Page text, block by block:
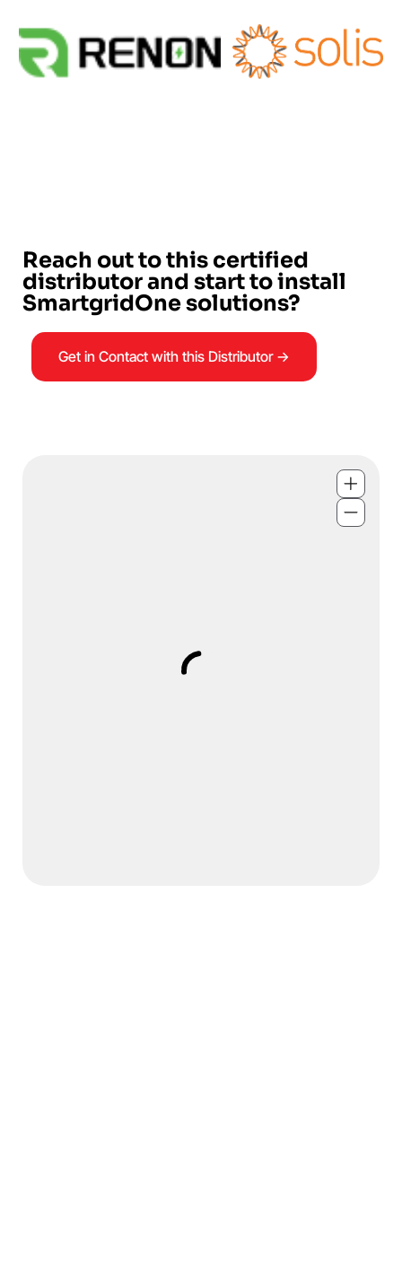
Reach out to this certified
distributor and start to install
SmartgridOne solutions?
Get in Contact with this Distributor →